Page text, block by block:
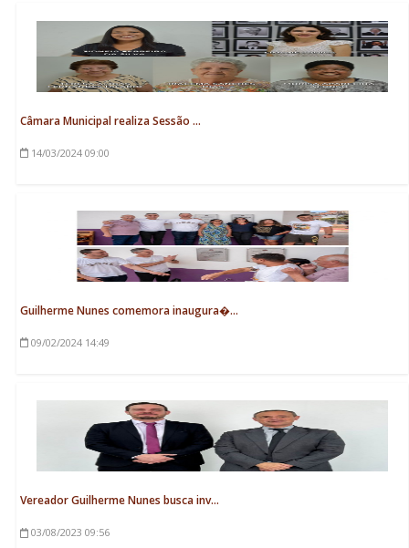
Câmara Municipal realiza Sessão ...
14/03/2024 09:00
Guilherme Nunes comemora inaugura�...
09/02/2024 14:49
Vereador Guilherme Nunes busca inv...
03/08/2023 09:56